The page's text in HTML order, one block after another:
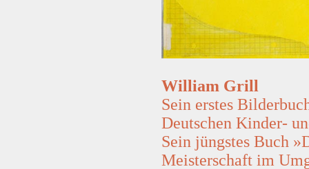
William Grill
Sein erstes
Deutschen Kinder-
Sein jüngstes Buch
Meisterschaft im